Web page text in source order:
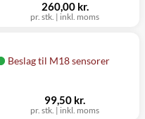
pr. stk. | inkl. moms
260,00 kr.
Beslag til M18 sensorer
pr. stk. | inkl. moms
99,50 kr.